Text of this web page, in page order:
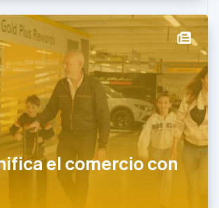
el comercio con
简体中文